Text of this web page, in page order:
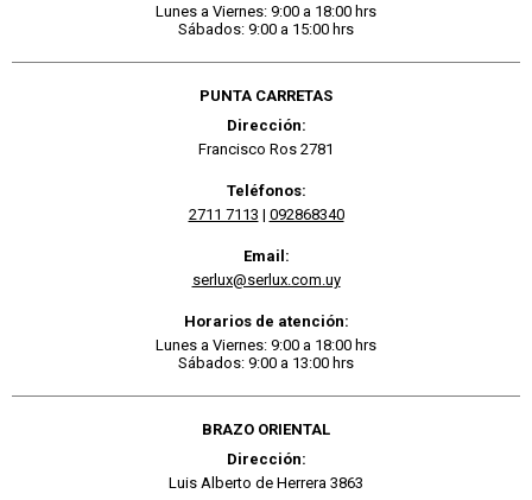
Lunes a Viernes: 9:00 a 18:00 hrs
Sábados: 9:00 a 15:00 hrs
PUNTA CARRETAS
Dirección:
Francisco Ros 2781
Teléfonos:
2711 7113 | 092868340
Email:
serlux@serlux.com.uy
Horarios de atención:
Lunes a Viernes: 9:00 a 18:00 hrs
Sábados: 9:00 a 13:00 hrs
BRAZO ORIENTAL
Dirección:
Luis Alberto de Herrera 3863